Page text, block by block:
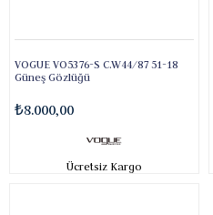
VOGUE VO5376-S C.W44/87 51-18
Güneş Gözlüğü
₺8.000,00
Ücretsiz Kargo